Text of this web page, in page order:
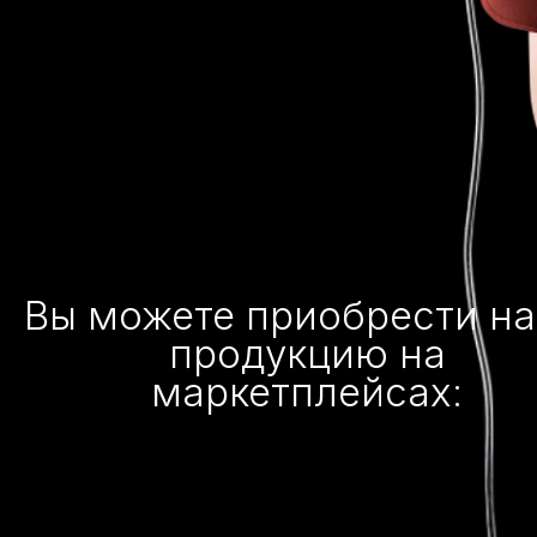
Вы можете приобрести
продукцию на
маркетплейсах: